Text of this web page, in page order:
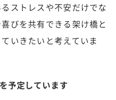
ストレスや不安だけでな
びを共有できる架け橋と
いきたいと考えていま
予定しています